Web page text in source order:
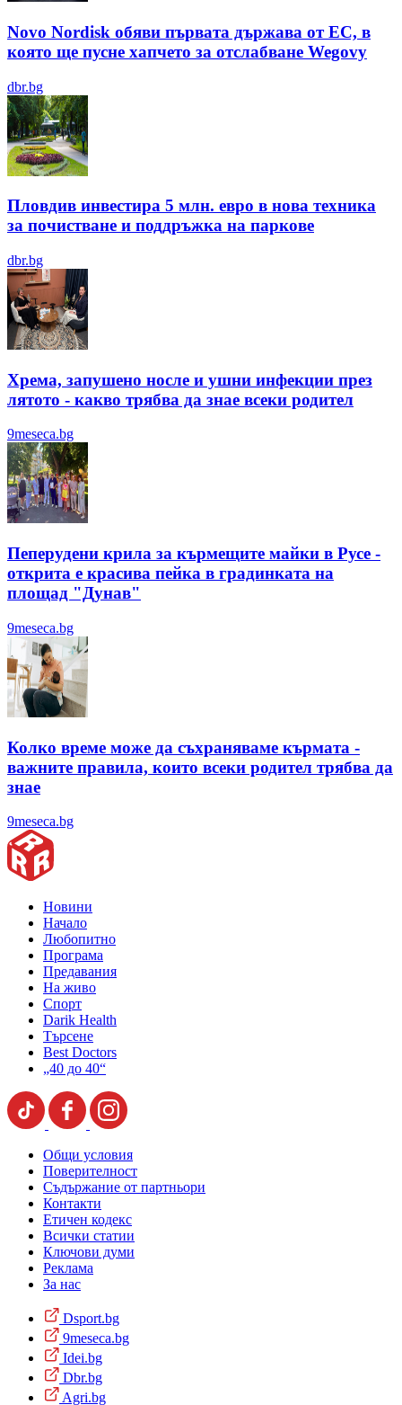
Novo Nordisk обяви първата държава от ЕС, в
която ще пусне хапчето за отслабване Wegovy
dbr.bg
Пловдив инвестира 5 млн. евро в нова техника
за почистване и поддръжка на паркове
dbr.bg
Хрема, запушено носле и ушни инфекции през
лятотo - какво трябва да знае всеки родител
9meseca.bg
Пеперудени крила за кърмещите майки в Русе -
открита е красива пейка в градинката на
площад "Дунав"
9meseca.bg
Колко време може да съхраняваме кърмата -
важните правила, които всеки родител трябва да
знае
9meseca.bg
Новини
Начало
Любопитно
Програма
Предавания
На живо
Спорт
Darik Health
Търсене
Best Doctors
„40 до 40“
Общи условия
Поверителност
Съдържание от партньори
Контакти
Етичен кодекс
Всички статии
Ключови думи
Реклама
За нас
Dsport.bg
9meseca.bg
Idei.bg
Dbr.bg
Agri.bg